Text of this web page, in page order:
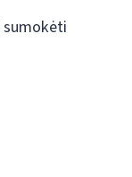
sumokėti